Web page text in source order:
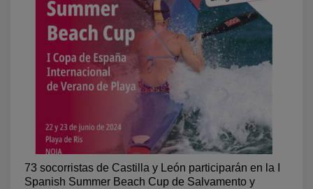
73 socorristas de Castilla y León participarán en la I
Spanish Summer Beach Cup de Salvamento y